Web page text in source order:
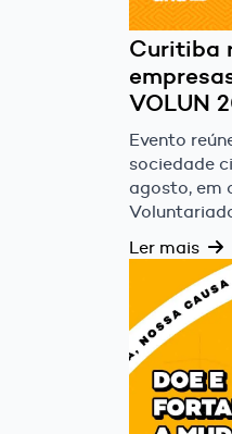
Curitiba
VOLUN
Evento
sociedade
agosto, em
Ler mais